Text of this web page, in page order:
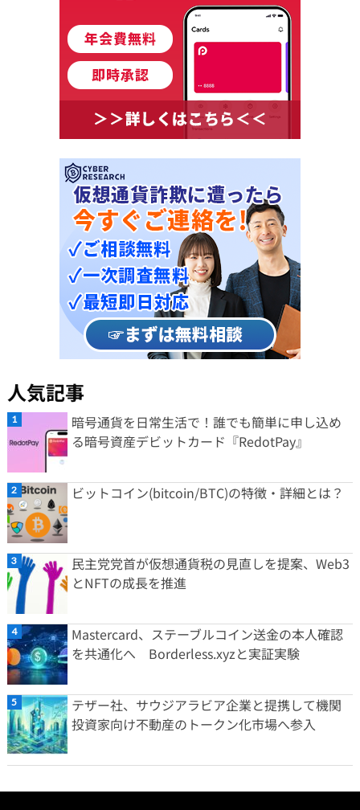
人気記事
暗号通貨を日常生活で！誰でも簡単に申し込め
る暗号資産デビットカード『RedotPay』
ビットコイン(bitcoin/BTC)の特徴・詳細とは？
民主党党首が仮想通貨税の見直しを提案、Web3
とNFTの成長を推進
Mastercard、ステーブルコイン送金の本人確認
を共通化へ Borderless.xyzと実証実験
テザー社、サウジアラビア企業と提携して機関
投資家向け不動産のトークン化市場へ参入